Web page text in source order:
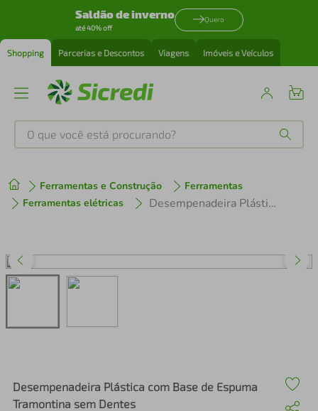
Saldão de inverno
até 40% off
Quero
Shopping Parcerias e Descontos Viagens Imóveis e Veículos
O que você está procurando?
Ferramentas e Construção
Ferramentas
Ferramentas elétricas
Desempenadeira Plástica com Base de Espuma Tramontina sem Dentes
Desempenadeira Plástica com Base de Espuma
Tramontina sem Dentes
1º tenis
3º perfume